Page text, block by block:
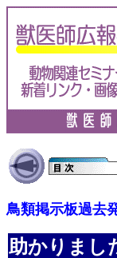
鳥類掲示板過去
助かりまし